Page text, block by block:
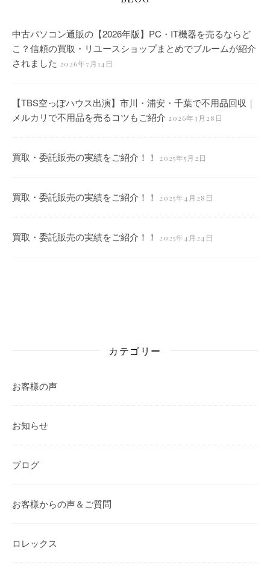
中古パソコン通販の【2026年版】PC・IT機器を売るならど
こ？信頼の買取・リユースショップまとめでブルームが紹介
されました 2026年7月14日
【TBS空っぽハウス出演】市川・浦安・千葉で不用品回収｜
メルカリで不用品を売るコツもご紹介 2026年3月28日
買取・委託販売の実績をご紹介！！ 2025年5月2日
買取・委託販売の実績をご紹介！！ 2025年4月28日
買取・委託販売の実績をご紹介！！ 2025年4月24日
カテゴリー
お客様の声
お知らせ
ブログ
お客様からの声＆ご質問
ロレックス